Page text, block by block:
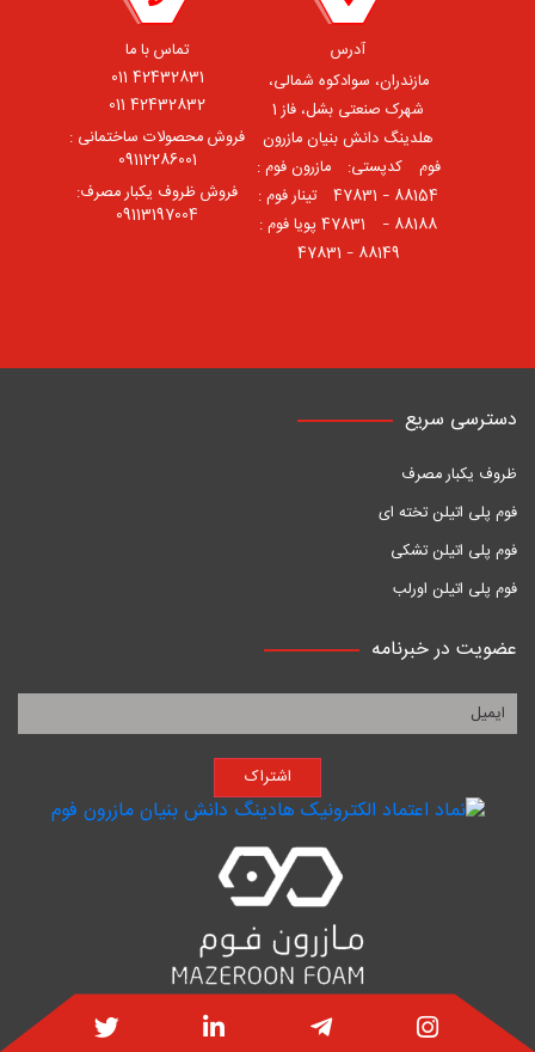
آدرس
مازندران، سوادکوه شمالی،
شهرک صنعتی بشل، فاز 1
هلدینگ دانش بنیان مازرون
فوم ⠀کدپستی: ⠀مازرون فوم :
88154 – 47831 ⠀تینار فوم :
88188 – 47831⠀ پویا فوم :
88149 – 47831
تماس با ما
42432831 011
42432832 011
فروش محصولات ساختمانی :
09112286001
فروش ظروف یکبار مصرف:
09113197004
دسترسی سریع
ظروف یکبار مصرف
فوم پلی اتیلن تخته ای
فوم پلی اتیلن تشکی
فوم پلی اتیلن اورلب
عضویت در خبرنامه
اشتراک